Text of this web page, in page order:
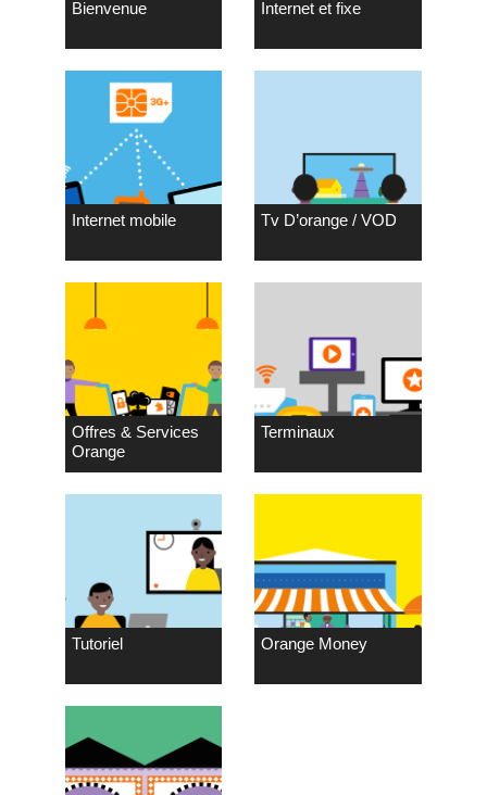
Bienvenue Internet et fixe
Internet mobile Tv D’orange / VOD
Offres & Services
Orange
Terminaux
Tutoriel Orange Money